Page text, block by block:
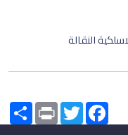
النقالة
Share PrintTwitterFacebook